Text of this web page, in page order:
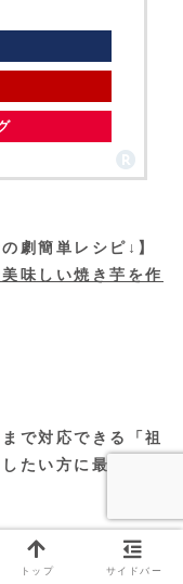
劇簡単レシピ↓】
味しい焼き芋を作
で対応できる「祖
たい方に最適で
18cm 20cm
コ ココット
トップ サイドバー